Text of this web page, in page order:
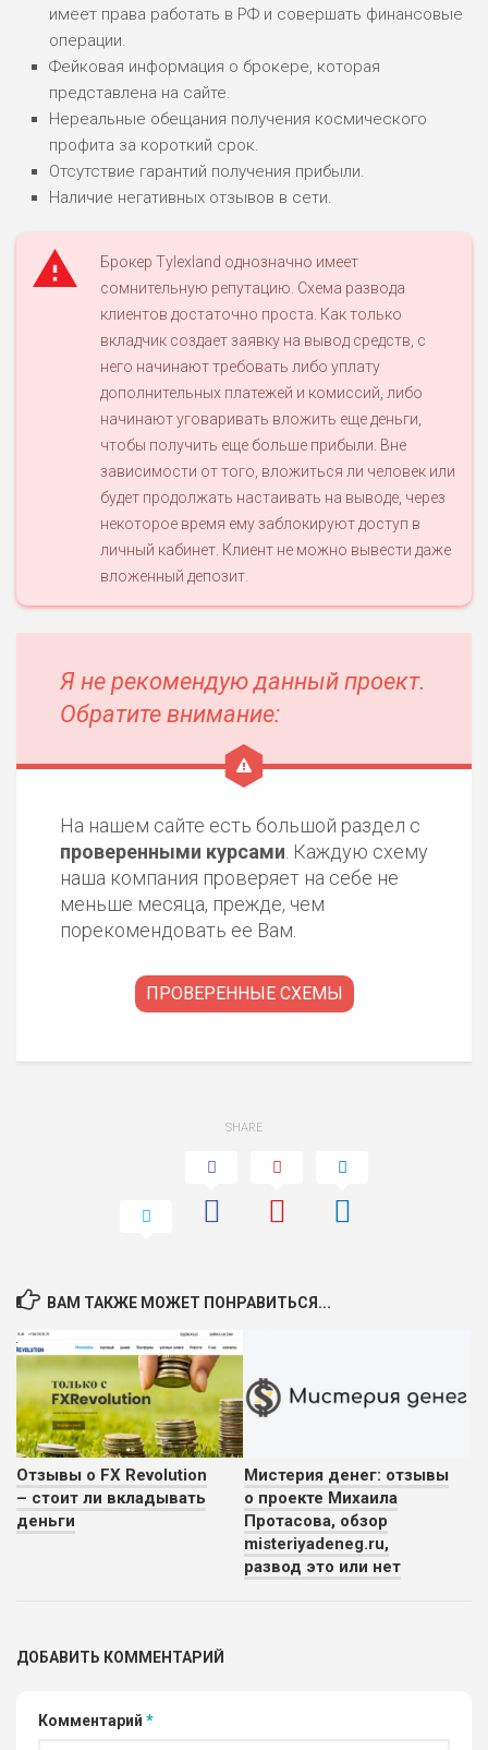
НАЗВАНИЕ
ПОДОЙДЕТ
РИСКИ: НИЗКИЕ
ДОХОД: ВЫСОКИЙ
ЛЮБИТЕЛЯ
М СТАВОК
РИСКИ: СРЕДНИЕ
ДОХОД: ВЫСОКИЙ
БЮДЖЕТ: НИЗКИЙ
ВСЕМ
2
ДОХОД: НИЗКИЙ
БЮДЖЕТ: НИЗКИЙ
ОБЗОР
0
РИСКИ: НИЗКИЕ
ДОХОД: СРЕДНИЙ
БЮДЖЕТ: НИЗКИЙ
имеет права работать в РФ и совершать финансовые
операции.
Фейковая информация о брокере, которая
представлена на сайте.
Нереальные обещания получения космического
профита за короткий срок.
Отсутствие гарантий получения прибыли.
Наличие негативных отзывов в сети.
Брокер Tylexland однозначно имеет
сомнительную репутацию. Схема развода
клиентов достаточно проста. Как только
вкладчик создает заявку на вывод средств, с
него начинают требовать либо уплату
дополнительных платежей и комиссий, либо
начинают уговаривать вложить еще деньги,
чтобы получить еще больше прибыли. Вне
зависимости от того, вложиться ли человек или
будет продолжать настаивать на выводе, через
некоторое время ему заблокируют доступ в
личный кабинет. Клиент не можно вывести даже
вложенный депозит.
Я не рекомендую данный проект.
Обратите внимание:
На нашем сайте есть большой раздел с
проверенными курсами. Каждую схему
наша компания проверяет на себе не
меньше месяца, прежде, чем
порекомендовать ее Вам.
ПРОВЕРЕННЫЕ СХЕМЫ
SHARE
ВАМ ТАКЖЕ МОЖЕТ ПОНРАВИТЬСЯ...
Отзывы о FX Revolution
– стоит ли вкладывать
деньги
Мистерия денег: отзывы
о проекте Михаила
Протасова, обзор
misteriyadeneg.ru,
развод это или нет
ДОБАВИТЬ КОММЕНТАРИЙ
Комментарий *